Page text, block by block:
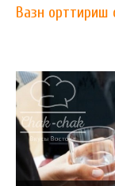
Вазн орттириш